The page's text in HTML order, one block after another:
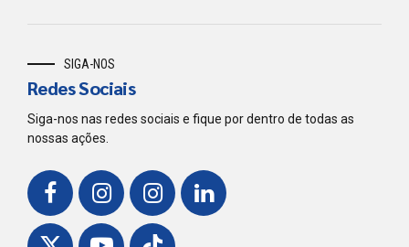
SIGA-NOS
Redes Sociais
Siga-nos nas redes sociais e fique por dentro de todas as
nossas ações.